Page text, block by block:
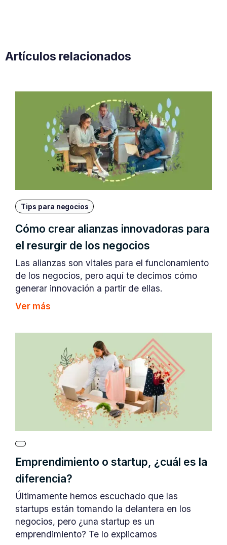
Artículos relacionados
Tips para negocios
Cómo crear alianzas innovadoras para
el resurgir de los negocios
Las alianzas son vitales para el funcionamiento
de los negocios, pero aquí te decimos cómo
generar innovación a partir de ellas.
Ver más
Emprendimiento o startup, ¿cuál es la
diferencia?
Últimamente hemos escuchado que las
startups están tomando la delantera en los
negocios, pero ¿una startup es un
emprendimiento? Te lo explicamos